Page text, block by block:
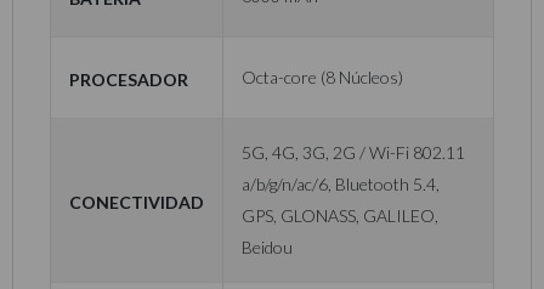
Procesador Octa-core (8 Núcleos)
Conectividad
5G, 4G, 3G, 2G / Wi-Fi 802.11
a/b/g/n/ac/6, Bluetooth 5.4,
GPS, GLONASS, GALILEO,
Beidou